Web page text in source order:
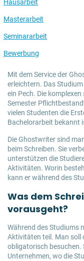
Hausarbeit
Masterarbeit
Seminararbeit
Bewerbung
Mit dem Service der
erleichtern. Das
ein Pech. Die
Semester
vielen Studenten die
Bachelorarbeit bekannt
Die Ghostwriter sind
beim Schreiben. Sie
unterstützen die
Aktivitäten. Worin
kann er während des
Was dem
vorausgeht?
Während des Studiums
Aktivitäten teil. Man soll
obligatorisch
Unternehmen, wo die